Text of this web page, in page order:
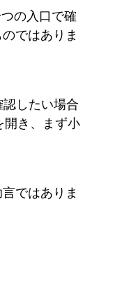
の入口で確
ではありま
したい場合
開き、まず小
ではありま